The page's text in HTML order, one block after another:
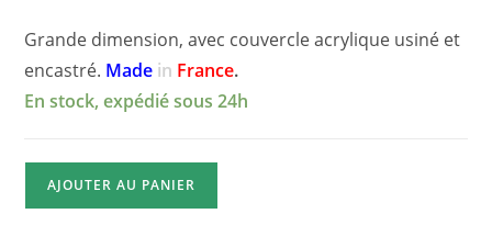
Grande dimension, avec couvercle acrylique usiné et
encastré. Made in France.
En stock, expédié sous 24h
AJOUTER AU PANIER